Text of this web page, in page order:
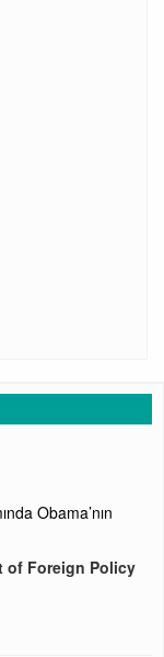
Obama’nın
of Foreign Policy